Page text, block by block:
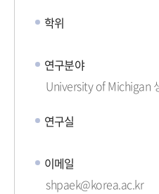
학위
연구분야
University of Michigan
연구실
이메일
shpaek@korea.ac.kr